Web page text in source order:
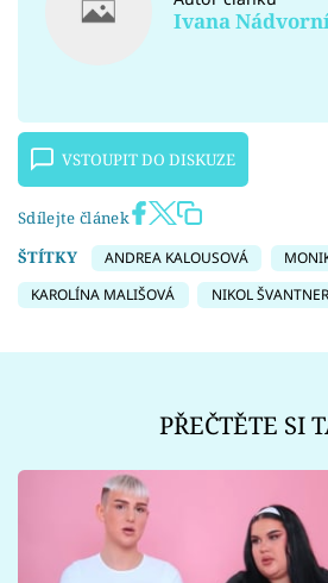
Ivana
VSTOUPIT DO DISKUZE
Sdílejte článek
ŠTÍTKY
ANDREA KALOUSOVÁ
KAROLÍNA MALIŠOVÁ
NIKOL
PŘEČTĚTE SI